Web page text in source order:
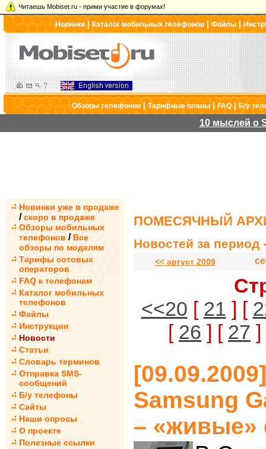
Читаешь Mobiset.ru - прими участие в форумах!
Новинки|Каталог мобильных телефонов |Файлы|
Обзоры телефонов|Тарифные планы|FAQ|Б/у
10 мыслей о
Новинки уже в продаже
/ скоро в продаже
Обзоры мобильных
телефонов / Все
обзоры по моделям
Тарифы сотовых
операторов
FAQ к телефонам
Каталог мобильных
телефонов
Файлы
Инструкции
Новости
Статьи
Словарь терминов
Отправка SMS-
сообщений
Б/у телефоны
Сайты
Наши опросы
О проекте
Полезные ссылки
ПОМЕСЯЧНЫЙ
Новостей за период
<< август 2009
<<20 [ 21 ] [
[ 26 ] [ 27
Samsung
– «живые»